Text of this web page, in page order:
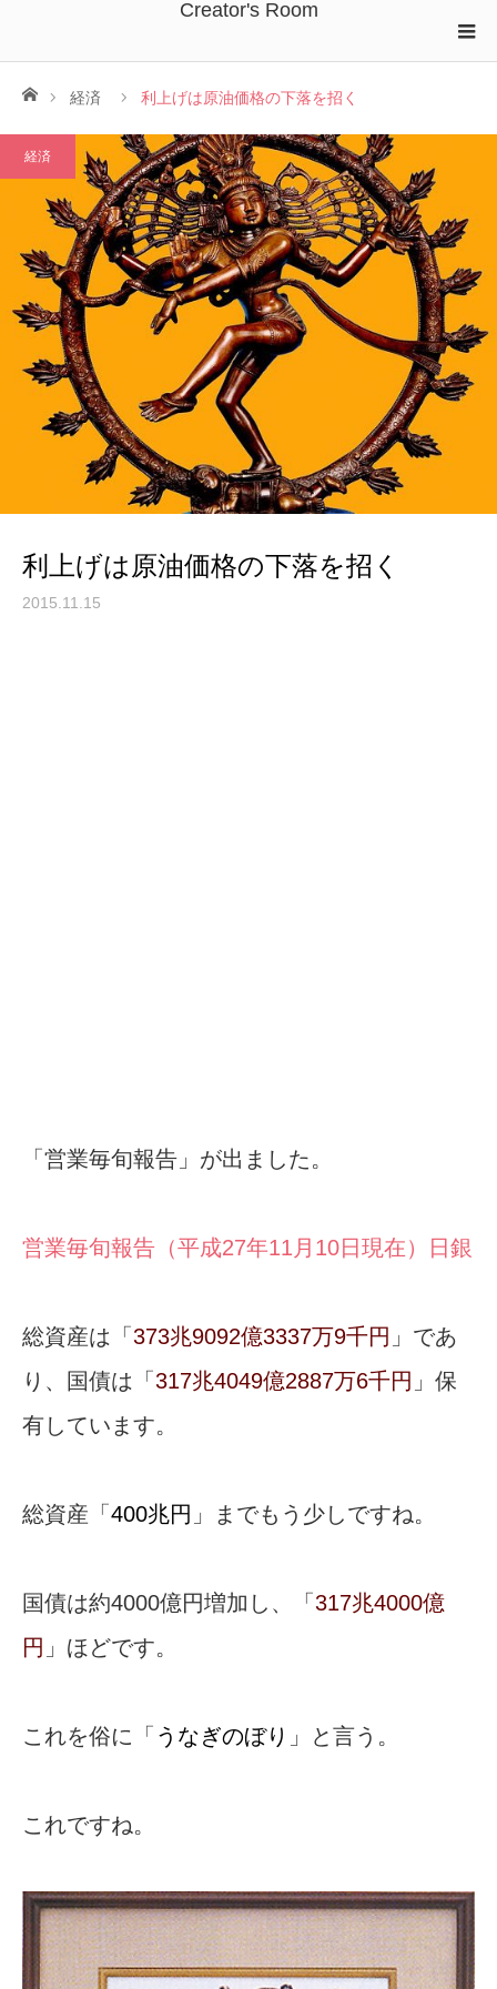
Creator's Room
ホーム経済 利上げは原油価格の下落を招く
経済
利上げは原油価格の下落を招く
2015.11.15
「営業毎旬報告」が出ました。
営業毎旬報告（平成27年11月10日現在）日銀
総資産は「 373兆9092億3337万9千円 」であ
り、国債は「 317兆4049億2887万6千円 」保
有しています。
総資産「 400兆円 」までもう少しですね。
国債は約4000億円増加し、「 317兆4000億
円 」ほどです。
これを俗に「 うなぎのぼり 」と言う。
これですね。